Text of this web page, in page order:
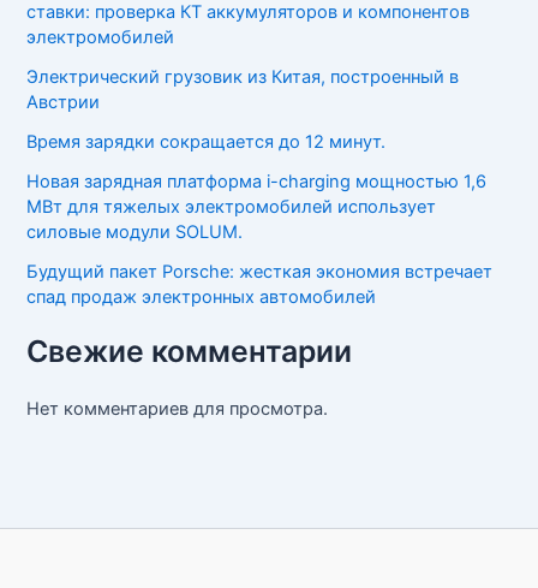
ставки: проверка КТ аккумуляторов и компонентов
электромобилей
Электрический грузовик из Китая, построенный в
Австрии
Время зарядки сокращается до 12 минут.
Новая зарядная платформа i-charging мощностью 1,6
МВт для тяжелых электромобилей использует
силовые модули SOLUM.
Будущий пакет Porsche: жесткая экономия встречает
спад продаж электронных автомобилей
Свежие комментарии
Нет комментариев для просмотра.